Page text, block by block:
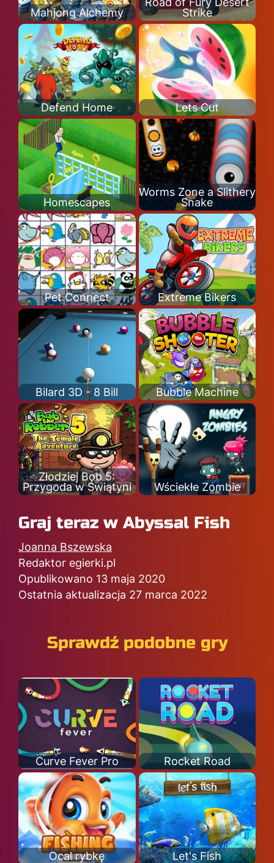
Mahjong Alchemy
Strike
Defend Home Lets Cut
Homescapes
Worms Zone a Slithery
Snake
Pet Connect Extreme Bikers
Bilard 3D - 8 Bill Bubble Machine
Złodziej Bob 5:
Przygoda w Świątyni
Wściekłe Zombie
Graj teraz w Abyssal Fish
Joanna Bszewska
Redaktor egierki.pl
Opublikowano 13 maja 2020
Ostatnia aktualizacja 27 marca 2022
Sprawdź podobne gry
Curve Fever Pro Rocket Road
Ocal rybkę Let's Fish